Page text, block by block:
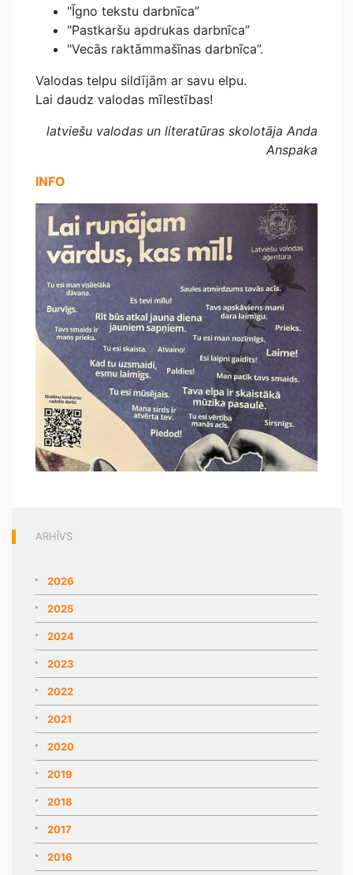
"Īgno tekstu darbnīca”
"Pastkaršu apdrukas darbnīca”
"Vecās raktāmmašīnas darbnīca”.
Valodas telpu sildījām ar savu elpu.
Lai daudz valodas mīlestības!
latviešu valodas un literatūras skolotāja Anda
Anspaka
INFO
ARHĪVS
2026
2025
2024
2023
2022
2021
2020
2019
2018
2017
2016